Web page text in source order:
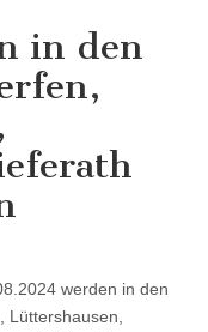
in den
werden in den
Lüttershausen,